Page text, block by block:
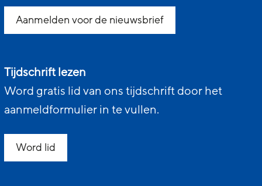
Aanmelden voor de nieuwsbrief
Tijdschrift lezen
Word gratis lid van ons tijdschrift door het
aanmeldformulier in te vullen.
Word lid